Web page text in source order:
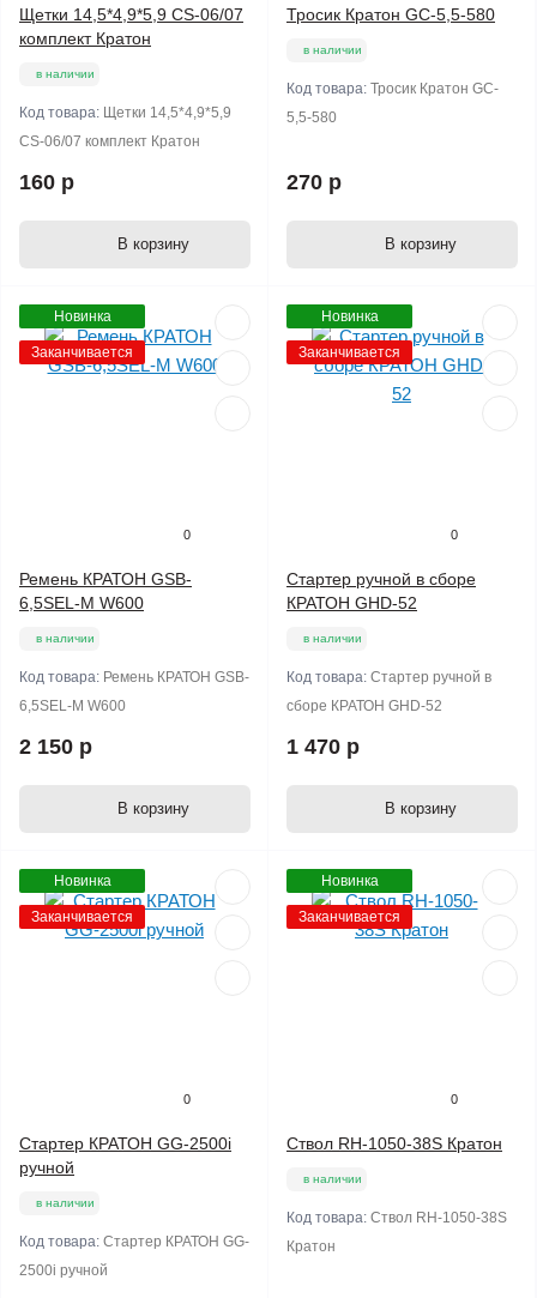
Щетки 14,5*4,9*5,9 CS-06/07
комплект Кратон
в наличии
Код товара: Щетки 14,5*4,9*5,9
CS-06/07 комплект Кратон
160 р
В корзину
Тросик Кратон GC-5,5-580
в наличии
Код товара: Тросик Кратон GC-
5,5-580
270 р
В корзину
Новинка
Заканчивается
0
Ремень КРАТОН GSB-
6,5SEL-M W600
в наличии
Код товара: Ремень КРАТОН GSB-
6,5SEL-M W600
2 150 р
В корзину
Новинка
Заканчивается
0
Стартер ручной в сборе
КРАТОН GHD-52
в наличии
Код товара: Стартер ручной в
сборе КРАТОН GHD-52
1 470 р
В корзину
Новинка
Заканчивается
0
Стартер КРАТОН GG-2500i
ручной
в наличии
Код товара: Стартер КРАТОН GG-
2500i ручной
Новинка
Заканчивается
0
Ствол RH-1050-38S Кратон
в наличии
Код товара: Ствол RH-1050-38S
Кратон